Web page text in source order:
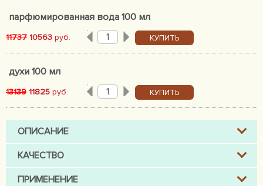
парфюмированная вода 100 мл
11737 10563 руб. КУПИТЬ
духи 100 мл
13139 11825 руб. КУПИТЬ
ОПИСАНИЕ
КАЧЕСТВО
ПРИМЕНЕНИЕ